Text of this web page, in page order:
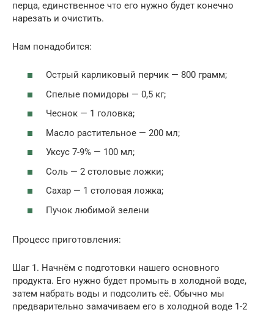
перца, единственное что его нужно будет конечно
нарезать и очистить.
Нам понадобится:
Острый карликовый перчик — 800 грамм;
Спелые помидоры — 0,5 кг;
Чеснок — 1 головка;
Масло растительное — 200 мл;
Уксус 7-9% — 100 мл;
Соль — 2 столовые ложки;
Сахар — 1 столовая ложка;
Пучок любимой зелени
Процесс приготовления:
Шаг 1. Начнём с подготовки нашего основного
продукта. Его нужно будет промыть в холодной воде,
затем набрать воды и подсолить её. Обычно мы
предварительно замачиваем его в холодной воде 1-2